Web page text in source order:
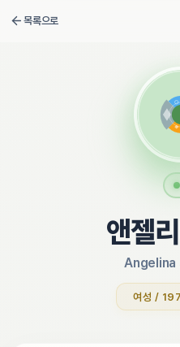
목록으로
앤젤
Angelina
여성 /